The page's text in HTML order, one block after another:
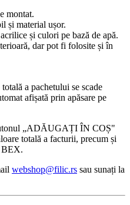
montat.
și material ușor.
și culori pe bază de apă.
dar pot fi folosite și în
a pachetului se scade
afișată prin apăsare pe
„ADĂUGAȚI ÎN COȘ"
totală a facturii, precum și
BEX.
webshop@filic.rs sau sunați la